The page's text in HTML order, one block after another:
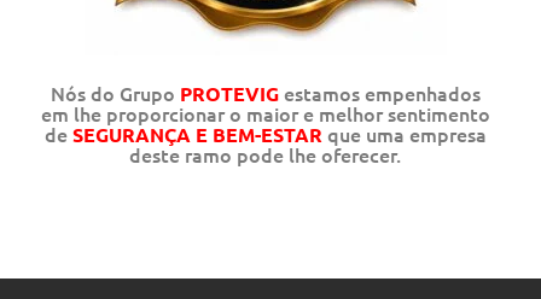
Nós do Grupo PROTEVIGestamos empenhados
em lhe proporcionar o maior e melhor sentimento
deSEGURANÇA E BEM-ESTAR que uma empresa
deste ramo pode lhe oferecer.